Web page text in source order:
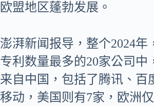
欧盟地区蓬勃发展。
澎湃新闻报导，整个2024年
专利数量最多的20家公司中
来自中国，包括了腾讯、百
移动，美国则有7家，欧洲仅